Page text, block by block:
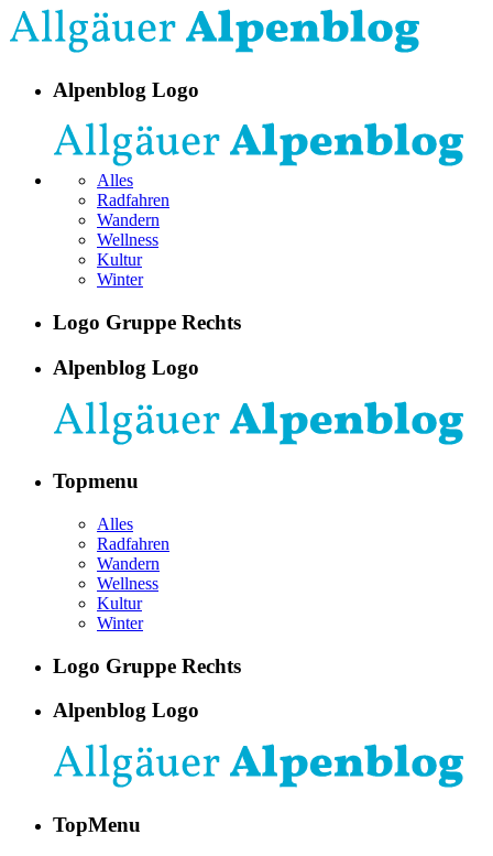
Alpenblog Logo
Alles
Radfahren
Wandern
Wellness
Kultur
Winter
Logo Gruppe Rechts
Alpenblog Logo
Topmenu
Alles
Radfahren
Wandern
Wellness
Kultur
Winter
Logo Gruppe Rechts
Alpenblog Logo
TopMenu